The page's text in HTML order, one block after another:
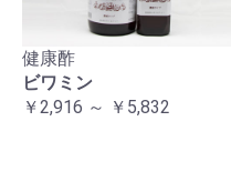
健康酢
ビワミン
￥2,916 ～ ￥5,832